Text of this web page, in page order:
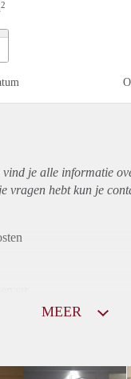
2
vind je alle informatie
vragen hebt kun je
MEER